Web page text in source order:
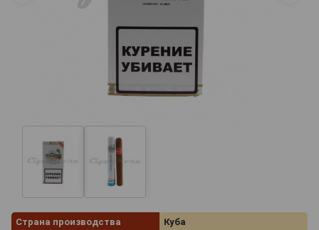
Страна производства
Куба